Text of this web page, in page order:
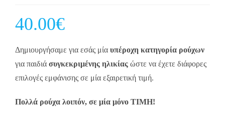
40.00€
Δημιουργήσαμε για εσάς μία υπέροχη κατηγορία ρούχων
για παιδιά συγκεκριμένης ηλικίας ώστε να έχετε διάφορες
επιλογές εμφάνισης σε μία εξαιρετική τιμή.
Πολλά ρούχα λοιπόν, σε μία μόνο ΤΙΜΗ!